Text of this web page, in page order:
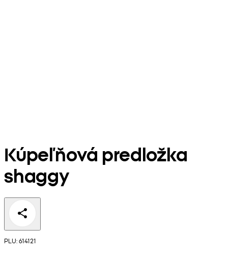
Kúpeľňová predložka
shaggy
PLU: 614121